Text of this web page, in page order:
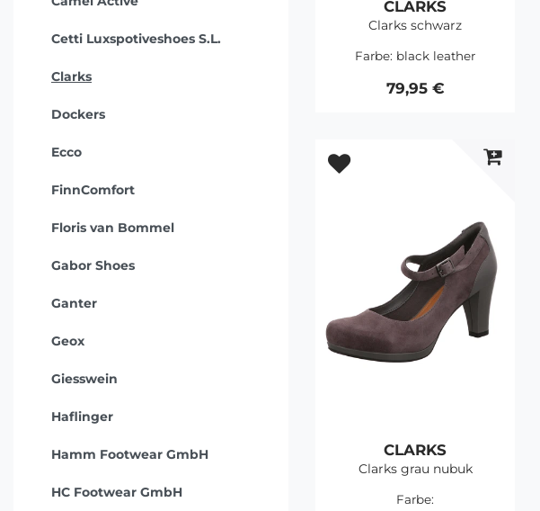
Cetti Luxspotiveshoes S.L.
Clarks
Dockers
Ecco
FinnComfort
Floris van Bommel
Gabor Shoes
Ganter
Geox
Giesswein
Haflinger
Hamm Footwear GmbH
HC Footwear GmbH
CLARKS
Clarks schwarz
Farbe: black leather
79,95 €
CLARKS
Clarks grau nubuk
Farbe: